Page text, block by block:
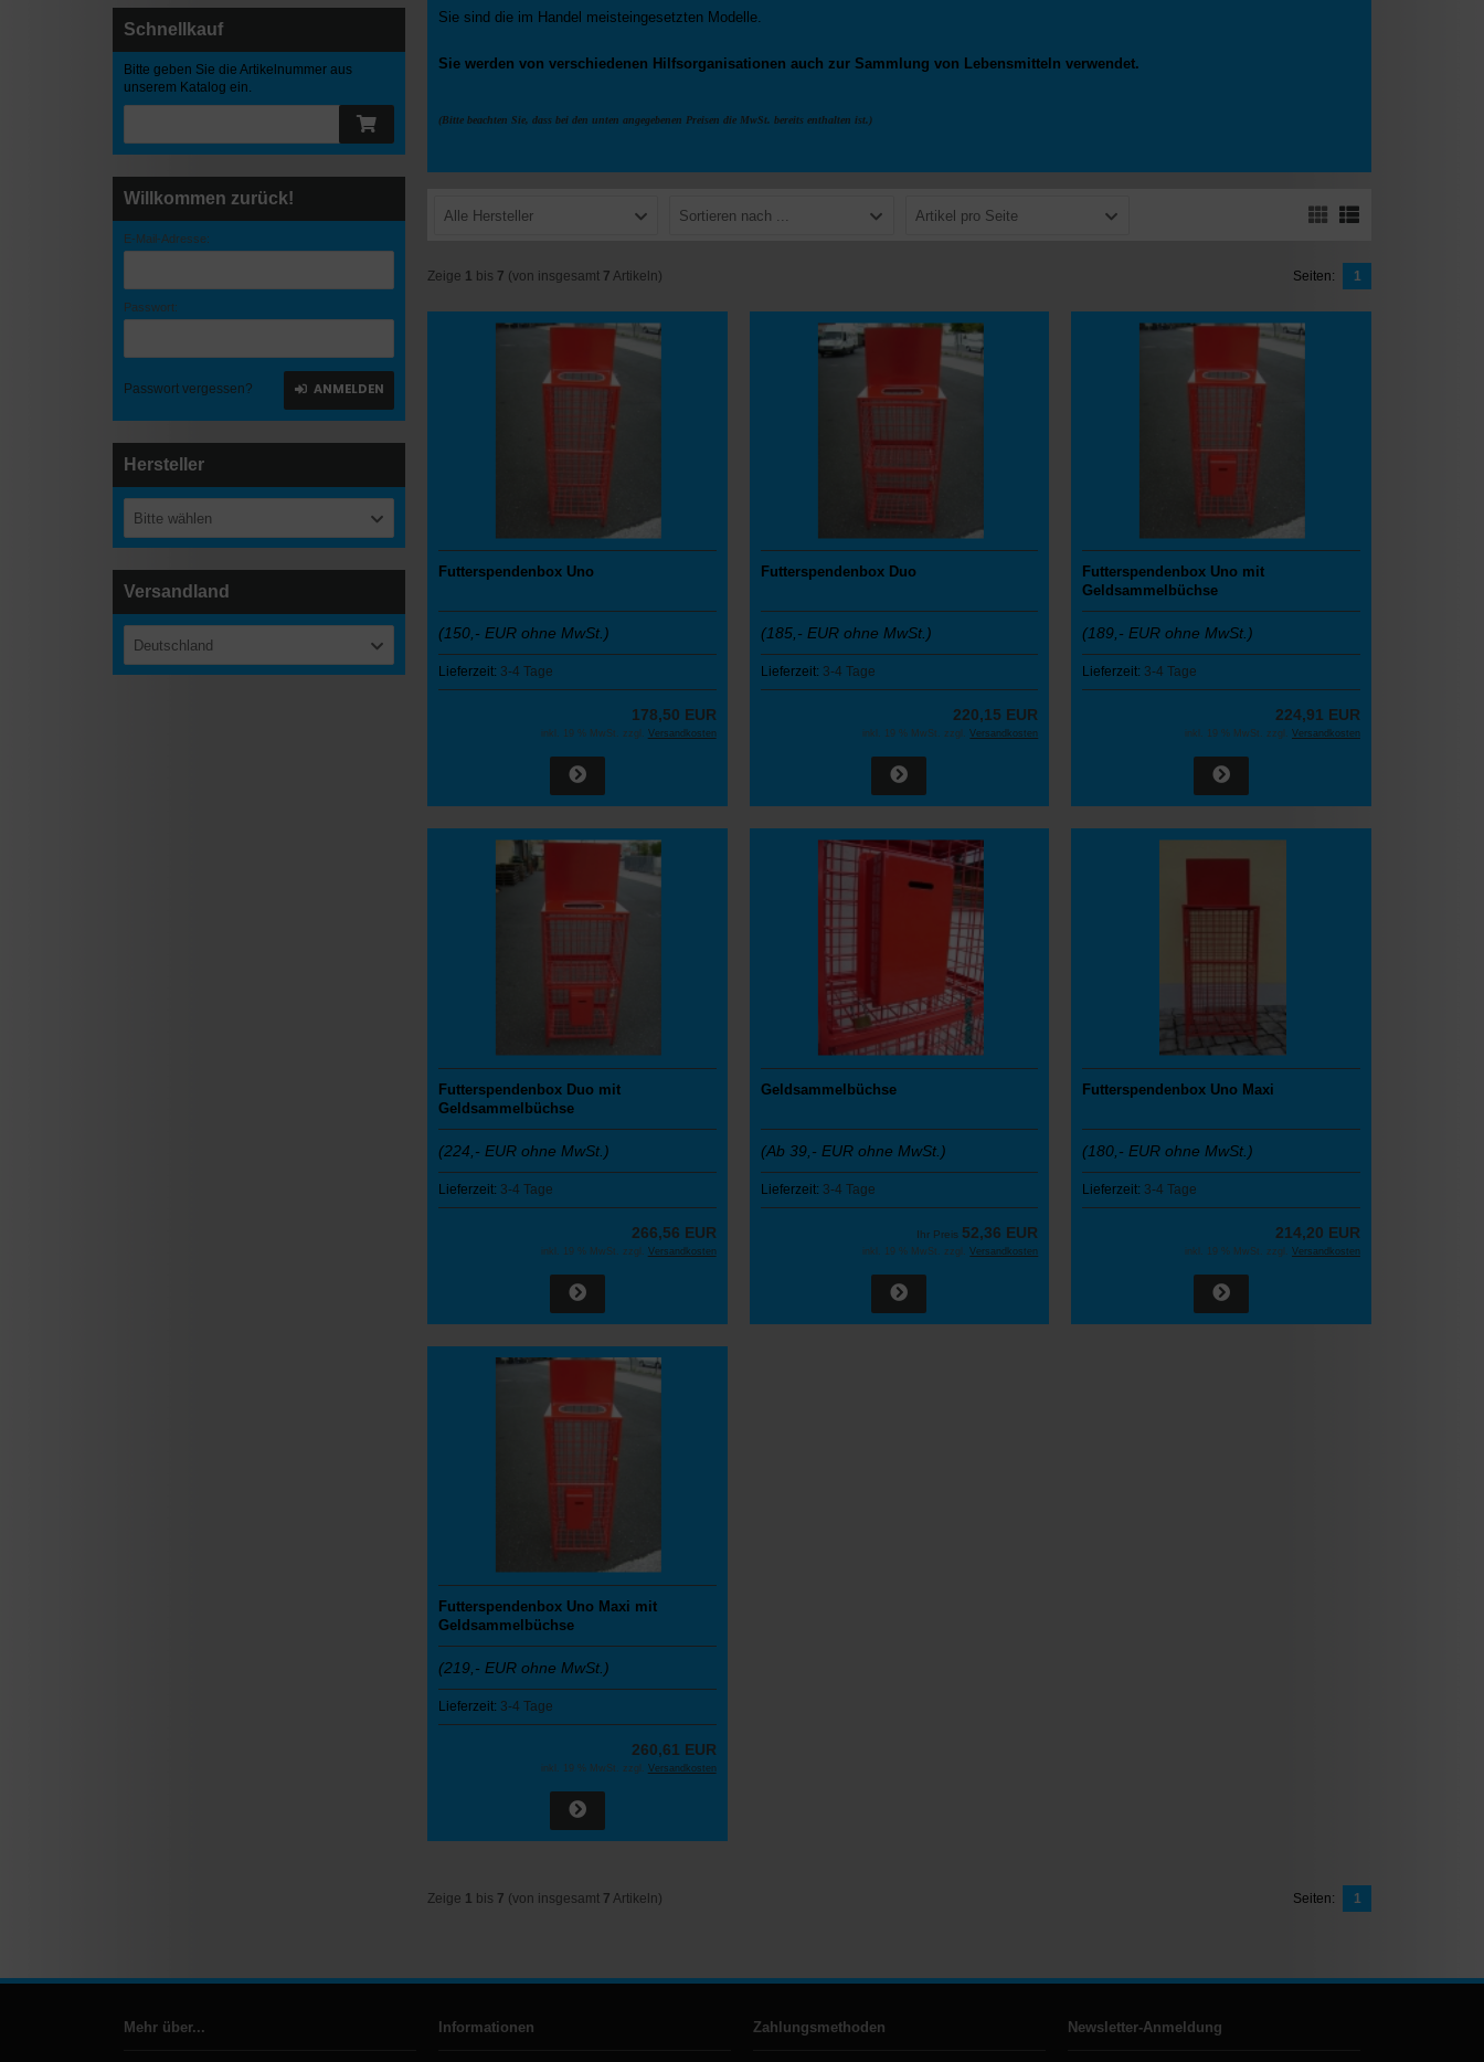
Sie sind die im Handel meisteingesetzten Modelle.
Sie werden von verschiedenen Hilfsorganisationen auch zur Sammlung von Lebensmitteln verwendet.
(Bitte beachten Sie, dass bei den unten angegebenen Preisen die MwSt. bereits enthalten ist.)
Alle Hersteller Sortieren nach ... Artikel pro Seite
Zeige 1 bis 7 (von insgesamt 7 Artikeln) Seiten: 1
Futterspendenbox Uno
(150,- EUR ohne MwSt.)
Lieferzeit: 3-4 Tage
178,50 EUR
inkl. 19 % MwSt. zzgl. Versandkosten
Futterspendenbox Duo
(185,- EUR ohne MwSt.)
Lieferzeit: 3-4 Tage
220,15 EUR
inkl. 19 % MwSt. zzgl.Versandkosten
Futterspendenbox Uno mit
Geldsammelbüchse
(189,- EUR ohne MwSt.)
Lieferzeit: 3-4 Tage
224,91 EUR
inkl. 19 % MwSt. zzgl. Versandkosten
Futterspendenbox Duo mit
Geldsammelbüchse
(224,- EUR ohne MwSt.)
Lieferzeit: 3-4 Tage
266,56 EUR
inkl. 19 % MwSt. zzgl. Versandkosten
Geldsammelbüchse
(Ab 39,- EUR ohne MwSt.)
Lieferzeit: 3-4 Tage
Ihr Preis 52,36 EUR
inkl. 19 % MwSt. zzgl.Versandkosten
Futterspendenbox Uno Maxi
(180,- EUR ohne MwSt.)
Lieferzeit: 3-4 Tage
214,20 EUR
inkl. 19 % MwSt. zzgl. Versandkosten
Futterspendenbox Uno Maxi mit
Geldsammelbüchse
(219,- EUR ohne MwSt.)
Lieferzeit: 3-4 Tage
260,61 EUR
inkl. 19 % MwSt. zzgl. Versandkosten
Zeige 1 bis 7 (von insgesamt 7 Artikeln) Seiten: 1
Schnellkauf
Bitte geben Sie die Artikelnummer aus
unserem Katalog ein.
Willkommen zurück!
E-Mail-Adresse:
Passwort:
Passwort vergessen? ANMELDEN
Hersteller
Bitte wählen
Versandland
Deutschland
Mehr über... Informationen Zahlungsmethoden Newsletter-Anmeldung